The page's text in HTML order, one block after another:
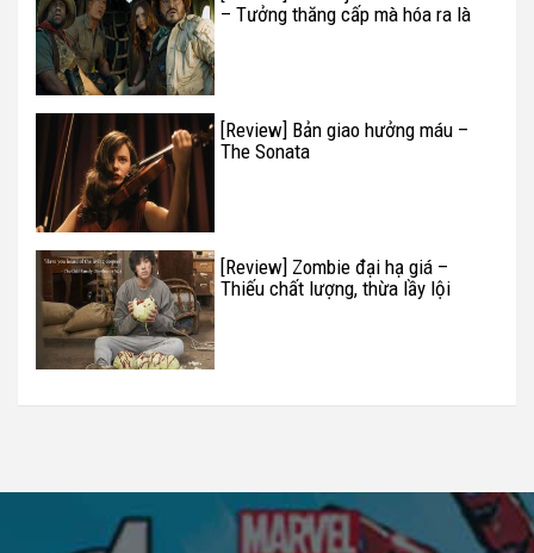
– Tưởng thăng cấp mà hóa ra là
[Review] Bản giao hưởng máu –
The Sonata
[Review] Zombie đại hạ giá –
Thiếu chất lượng, thừa lầy lội